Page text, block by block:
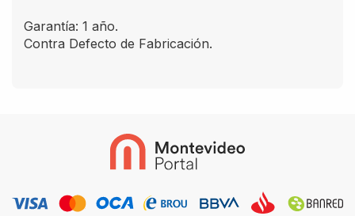
Garantía: 1 año.
Contra Defecto de Fabricación.